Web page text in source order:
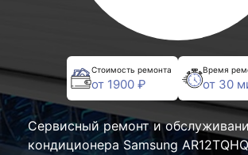
Стоимость ремонта
от 1900 ₽
Время
от 30
Сервисный ремонт и
кондиционера Samsung